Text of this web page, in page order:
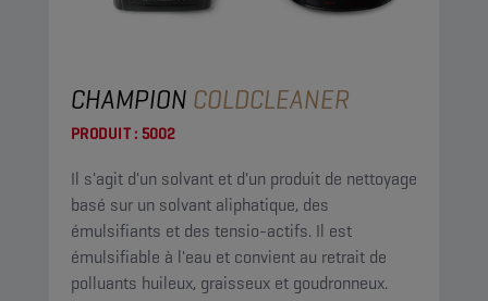
CHAMPION COLDCLEANER
PRODUIT : 5002
Il s'agit d'un solvant et d'un produit de nettoyage
basé sur un solvant aliphatique, des
émulsifiants et des tensio-actifs. Il est
émulsifiable à l'eau et convient au retrait de
polluants huileux, graisseux et goudronneux.